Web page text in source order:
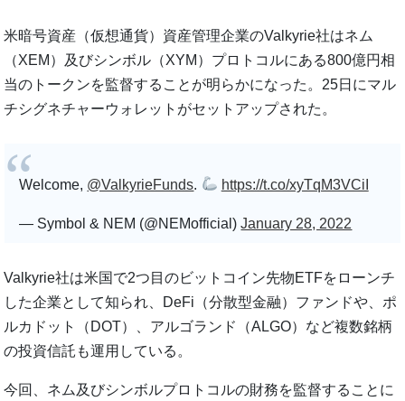
米暗号資産（仮想通貨）資産管理企業のValkyrie社はネム
（XEM）及びシンボル（XYM）プロトコルにある800億円相
当のトークンを監督することが明らかになった。25日にマル
チシグネチャーウォレットがセットアップされた。
Welcome, @ValkyrieFunds. https://t.co/xyTqM3VCiI
— Symbol & NEM (@NEMofficial)January 28, 2022
Valkyrie社は米国で2つ目のビットコイン先物ETFをローンチ
した企業として知られ、DeFi（分散型金融）ファンドや、ポ
ルカドット（DOT）、アルゴランド（ALGO）など複数銘柄
の投資信託も運用している。
今回、ネム及びシンボルプロトコルの財務を監督することに